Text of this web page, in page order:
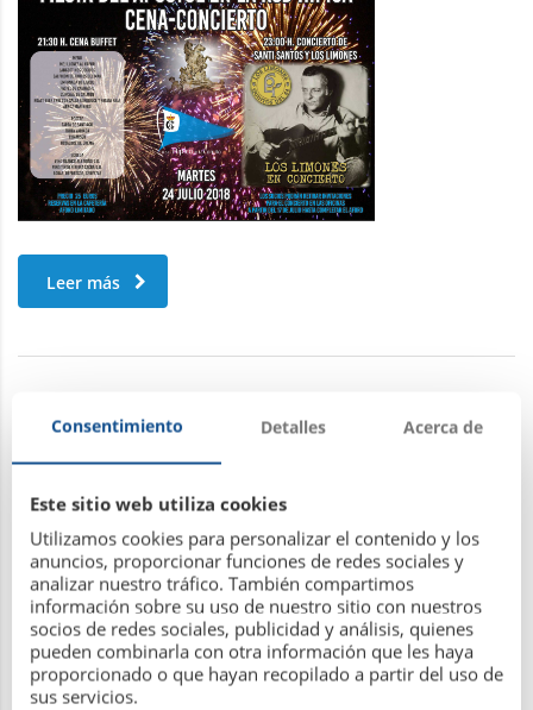
Leer más
Prohibido aparcar y cierre de
instalaciones por concierto.
2 de julio de 2018
Con motivo del concierto de Nacha Pop el 6 de Julio, desde las
15:00 no se podrá aparcar dentro de la sociedad y se cerrarán
las instalaciones a las 20:00 y los vestuarios a las 20:30.
Consentimiento Detalles Acerca de
Este sitio web utiliza cookies
Utilizamos cookies para personalizar el contenido y los
anuncios, proporcionar funciones de redes sociales y
analizar nuestro tráfico. También compartimos
información sobre su uso de nuestro sitio con nuestros
socios de redes sociales, publicidad y análisis, quienes
pueden combinarla con otra información que les haya
proporcionado o que hayan recopilado a partir del uso de
sus servicios.